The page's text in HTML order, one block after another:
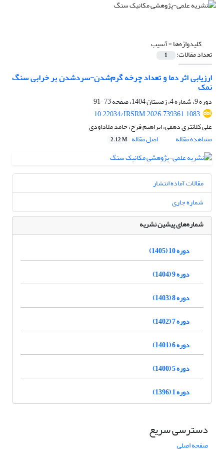
کلیدواژه‌ها =آسیب
تعداد مقالات: 1
ارزیابی اثر دما و تعداد چرخه گرم‌شدن-سرد‌شدن بر خرابی سنگ
نمک
دوره 9، شماره 4، زمستان 1404، صفحه
73-91
10.22034/IRSRM.2026.739361.1083
علی کلانتری دهقی، ابراهیم فرخ، حامد ملاداودی
مشاهده مقاله
اصل مقاله 2.12 M
مقالات آماده انتشار
شماره جاری
شماره‌های پیشین نشریه
دوره 10 (1405)
دوره 9 (1404)
دوره 8 (1403)
دوره 7 (1402)
دوره 6 (1401)
دوره 5 (1400)
دوره 1 (1396)
دسترسی سریع
صفحه اصلی